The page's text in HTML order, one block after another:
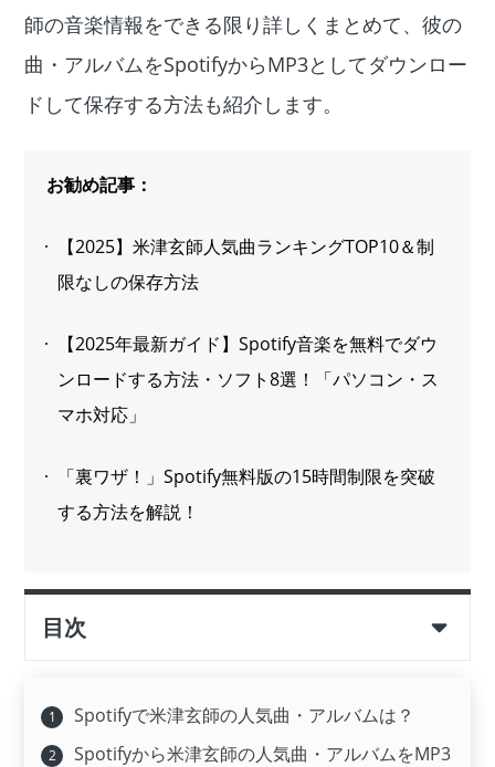
師の音楽情報をできる限り詳しくまとめて、彼の
曲・アルバムをSpotifyからMP3としてダウンロー
ドして保存する方法も紹介します。
お勧め記事：
【2025】米津玄師人気曲ランキングTOP10＆制
限なしの保存方法
【2025年最新ガイド】Spotify音楽を無料でダウ
ンロードする方法・ソフト8選！「パソコン・ス
マホ対応」
「裏ワザ！」Spotify無料版の15時間制限を突破
する方法を解説！
目次
Spotifyで米津玄師の人気曲・アルバムは？
Spotifyから米津玄師の人気曲・アルバムをMP3